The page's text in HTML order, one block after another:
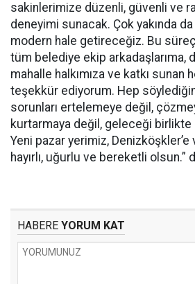
sakinlerimize düzenli, güvenli ve
deneyimi sunacak. Çok yakında
modern hale getireceğiz. Bu
tüm belediye ekip arkadaşlarıma,
mahalle halkımıza ve katkı sunan
teşekkür ediyorum. Hep
sorunları ertelemeye değil,
kurtarmaya değil, geleceği birlikte
Yeni pazar yerimiz, Denizköşkler’e
hayırlı, uğurlu ve bereketli olsun.”
HABERE YORUM KAT